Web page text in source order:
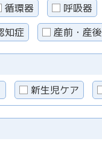
循環器
呼吸器
知症 産前・産後
新生児ケア